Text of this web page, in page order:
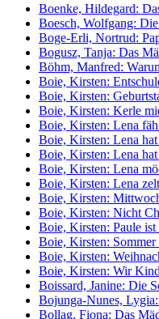
Boenke, Hildegard:
Boesch, Wolfgang:
Boge-Erli, Nortrud:
Bogusz, Tanja: Das
Böhm, Manfred:
Boie, Kirsten:
Boie, Kirsten:
Boie, Kirsten: Kerle
Boie, Kirsten: Lena
Boie, Kirsten: Lena
Boie, Kirsten: Lena
Boie, Kirsten: Lena
Boie, Kirsten: Lena
Boie, Kirsten:
Boie, Kirsten: Nicht
Boie, Kirsten: Paule
Boie, Kirsten:
Boie, Kirsten:
Boie, Kirsten: Wir
Boissard, Janine: Die
Bojunga-Nunes,
Bollag, Fiona: Das